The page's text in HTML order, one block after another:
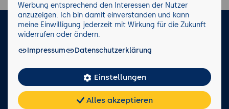
LinkedIn Facebook
Facts
0221 82 80 90
Werbung entsprechend den Interessen der Nutzer
anzuzeigen. Ich bin damit einverstanden und kann
meine Einwilligung jederzeit mit Wirkung für die Zukunft
widerrufen oder ändern.
Impressum
Datenschutzerklärung
Einstellungen
Alles akzeptieren